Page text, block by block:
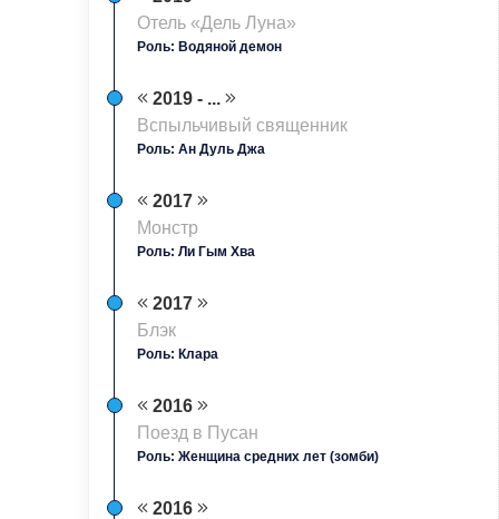
Отель «Дель Луна»
Роль: Водяной демон
2019 - ...
Вспыльчивый священник
Роль: Ан Дуль Джа
2017
Монстр
Роль: Ли Гым Хва
2017
Блэк
Роль: Клара
2016
Поезд в Пусан
Роль: Женщина средних лет (зомби)
2016